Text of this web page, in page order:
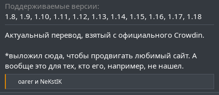
н
и
я
Поддерживаемые версии
1.8 1.9 1.10 1.11 1.12 1.13 1.14 1.15 1.16 1.17 1.18
Актуальный перевод, взятый с официального Crowdin.
*выложил сюда, чтобы продвигать любимый сайт. А
вообще это для тех, кто его, например, не нашел.
Р
е
oarer и NeKstIK